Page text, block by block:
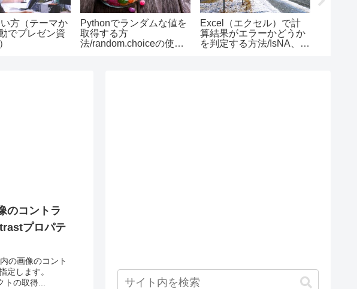
方（テーマか
でプレゼン資
Pythonでランダムな値を
取得する方
法/random.choiceの使い
Excel（エクセル）で計
算結果がエラーかどうか
を判定する方法/IsNA、
のコントラ
プロパテ
の画像のコント
定します。
トの取得...